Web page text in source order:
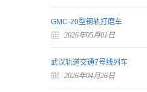
GMC-20型钢轨打磨车
2026年05月01日
武汉轨道交通7号线列车
2026年04月26日